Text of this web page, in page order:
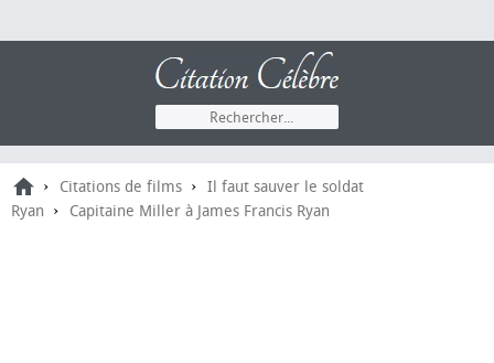
› Citations de films › Il faut sauver le soldat
Ryan › Capitaine Miller à James Francis Ryan